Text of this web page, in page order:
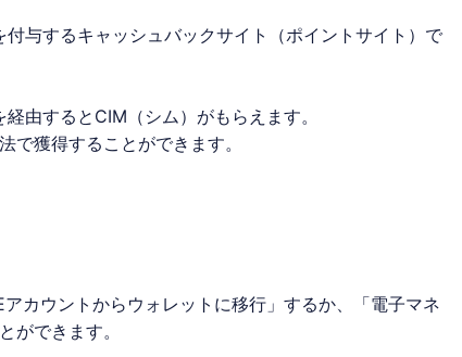
付与するキャッシュバックサイト（ポイントサイト ）で
経由するとCIM（シム）がもらえます。
で獲得することができます。
アカウントからウォレットに移行」するか、「電子マネ
ができます。